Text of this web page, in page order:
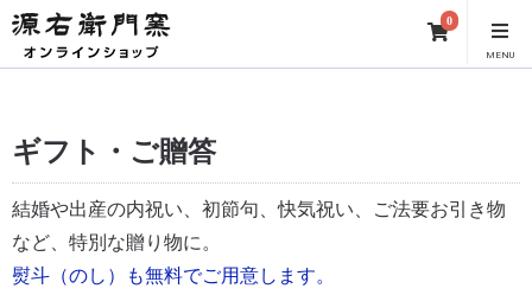
0
MENU
ギフト・ご贈答
結婚や出産の内祝い、初節句、快気祝い、ご法要お引き物
など、特別な贈り物に。
熨斗（のし）も無料でご用意します。